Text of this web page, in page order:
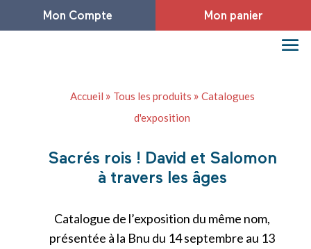
Mon Compte Mon panier
Accueil » Tous les produits » Catalogues
d'exposition
Sacrés rois ! David et Salomon
à travers les âges
Catalogue de l’exposition du même nom,
présentée à la Bnu du 14 septembre au 13